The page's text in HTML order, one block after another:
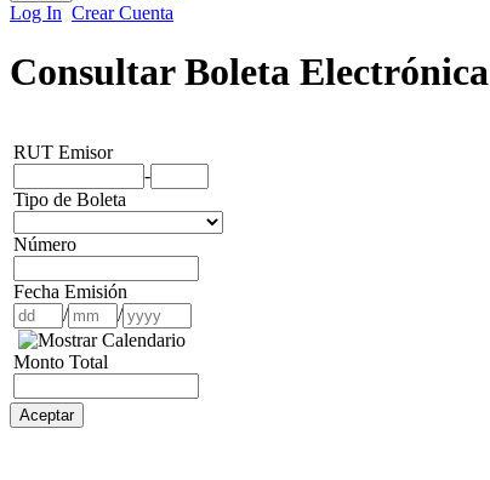
Log In Crear Cuenta
Consultar Boleta Electrónica
RUT Emisor
-
Tipo de Boleta
Número
Fecha Emisión
/
/
Monto Total